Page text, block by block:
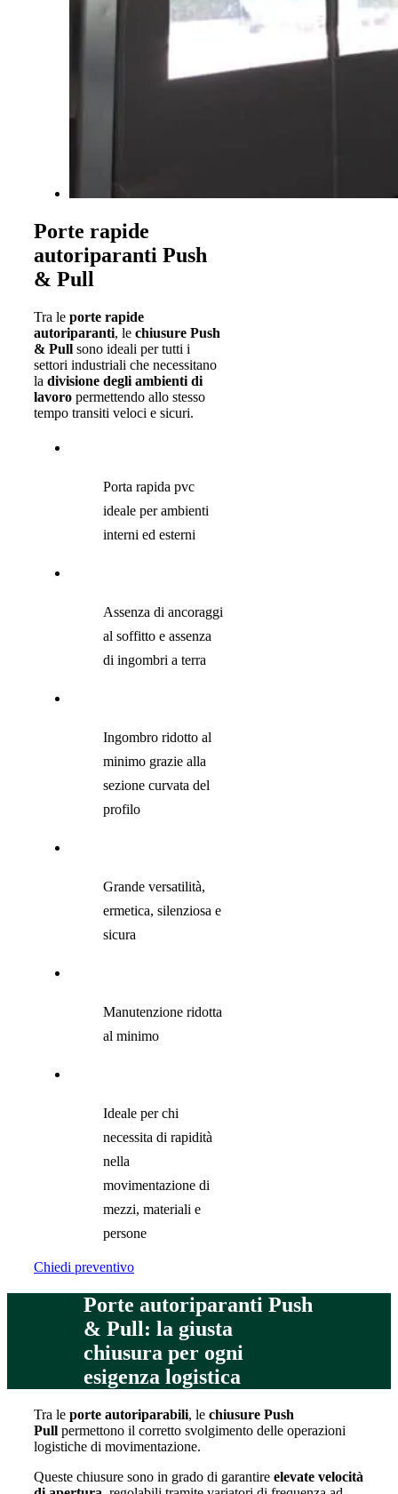
Porte rapide
autoriparanti Push
& Pull
Tra le porte rapide
autoriparanti, le chiusure Push
& Pull sono ideali per tutti i
settori industriali che necessitano
la divisione degli ambienti di
lavoro permettendo allo stesso
tempo transiti veloci e sicuri.
Porta rapida pvc
ideale per ambienti
interni ed esterni
Assenza di ancoraggi
al soffitto e assenza
di ingombri a terra
Ingombro ridotto al
minimo grazie alla
sezione curvata del
profilo
Grande versatilità,
ermetica, silenziosa e
sicura
Manutenzione ridotta
al minimo
Ideale per chi
necessita di rapidità
nella
movimentazione di
mezzi, materiali e
persone
Chiedi preventivo
Porte autoriparanti Push
& Pull: la giusta
chiusura per ogni
esigenza logistica
Tra le porte autoriparabili, le chiusure Push
Pull permettono il corretto svolgimento delle operazioni
logistiche di movimentazione.
Queste chiusure sono in grado di garantire elevate velocità